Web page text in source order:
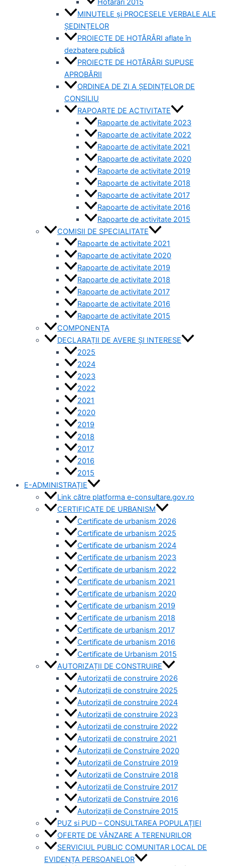
MINUTELE și PROCESELE VERBALE ALE
ȘEDINȚELOR
PROIECTE DE HOTĂRÂRI aflate în
dezbatere publică
PROIECTE DE HOTĂRÂRI SUPUSE
APROBĂRII
ORDINEA DE ZI A ȘEDINȚELOR DE
CONSILIU
RAPOARTE DE ACTIVITATE
Rapoarte de activitate 2023
Rapoarte de activitate 2022
Rapoarte de activitate 2021
Rapoarte de activitate 2020
Rapoarte de activitate 2019
Rapoarte de activitate 2018
Rapoarte de activitate 2017
Rapoarte de activitate 2016
Rapoarte de activitate 2015
COMISII DE SPECIALITATE
Rapoarte de activitate 2021
Rapoarte de activitate 2020
Rapoarte de activitate 2019
Rapoarte de activitate 2018
Rapoarte de activitate 2017
Rapoarte de activitate 2016
Rapoarte de activitate 2015
COMPONENȚA
DECLARAȚII DE AVERE ȘI INTERESE
2025
2024
2023
2022
2021
2020
2019
2018
2017
2016
2015
E-ADMINISTRAȚIE
Link către platforma e-consultare.gov.ro
CERTIFICATE DE URBANISM
Certificate de urbanism 2026
Certificate de urbanism 2025
Certificate de urbanism 2024
Certificate de urbanism 2023
Certificate de urbanism 2022
Certificate de urbanism 2021
Certificate de urbanism 2020
Certificate de urbanism 2019
Certificate de urbanism 2018
Certificate de urbanism 2017
Certificate de urbanism 2016
Certificate de Urbanism 2015
AUTORIZAȚII DE CONSTRUIRE
Autorizații de construire 2026
Autorizații de construire 2025
Autorizații de construire 2024
Autorizații de construire 2023
Autorizații de construire 2022
Autorizații de construire 2021
Autorizații de Construire 2020
Autorizații de Construire 2019
Autorizaţii de Construire 2018
Autorizaţii de Construire 2017
Autorizaţii de Construire 2016
Autorizaţii de Construire 2015
PUZ si PUD – CONSULTAREA POPULAȚIEI
OFERTE DE VÂNZARE A TERENURILOR
SERVICIUL PUBLIC COMUNITAR LOCAL DE
EVIDENȚA PERSOANELOR